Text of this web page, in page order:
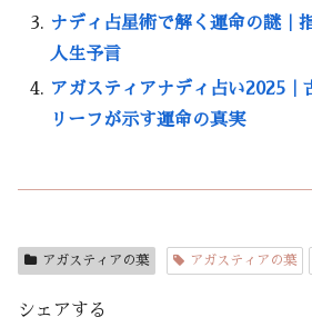
ナディ占星術で解く運命の謎｜
人生予言
アガスティアナディ占い2025｜
リーフが示す運命の真実
アガスティアの葉 アガスティアの葉
シェアする